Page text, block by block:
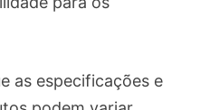
as especificações e